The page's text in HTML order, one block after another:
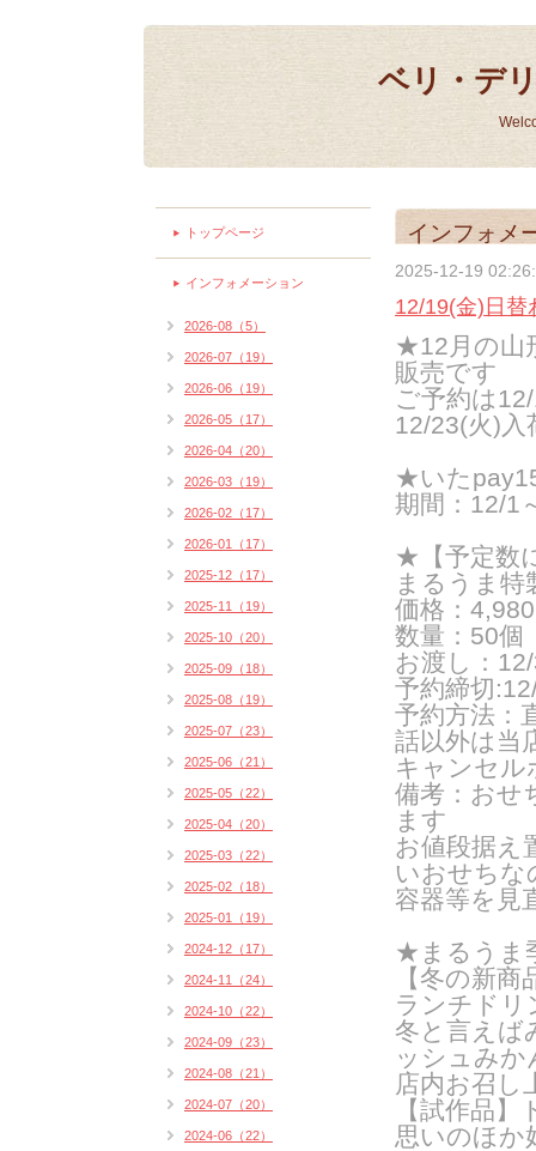
ベリ・デ
インフォメ
2025-12-19
12/19(金)日
★12月の山
販売です
ご予約は
12/23(火)入
★いた
期間：12/1
★【予定数
まるうま特
価格：
数量：50個
お渡し：
予約締切
予約方法：
話以外は当
キャンセル
備考：おせ
ます
お値段据え
いおせちな
容器等を見
★まるうま
【冬の新商
ランチドリ
冬と言えば
ッシュみ
店内お召し
【試作品】
思いのほか
トップページ
インフォメーション
2026-08（5）
2026-07（19）
2026-06（19）
2026-05（17）
2026-04（20）
2026-03（19）
2026-02（17）
2026-01（17）
2025-12（17）
2025-11（19）
2025-10（20）
2025-09（18）
2025-08（19）
2025-07（23）
2025-06（21）
2025-05（22）
2025-04（20）
2025-03（22）
2025-02（18）
2025-01（19）
2024-12（17）
2024-11（24）
2024-10（22）
2024-09（23）
2024-08（21）
2024-07（20）
2024-06（22）